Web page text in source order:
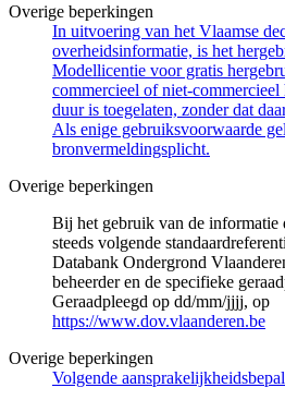
Overige beperkingen
In uitvoering van het Vlaamse
overheidsinformatie, is het
Modellicentie voor gratis
commercieel of niet-
duur is toegelaten, zonder dat
Als enige gebruiksvoorwaarde
bronvermeldingsplicht.
Overige beperkingen
Bij het gebruik van de
steeds volgende
Databank Ondergrond
beheerder en de specifieke
Geraadpleegd op dd/mm/jjjj, op
https://www.dov.vlaanderen.be
Overige beperkingen
Volgende